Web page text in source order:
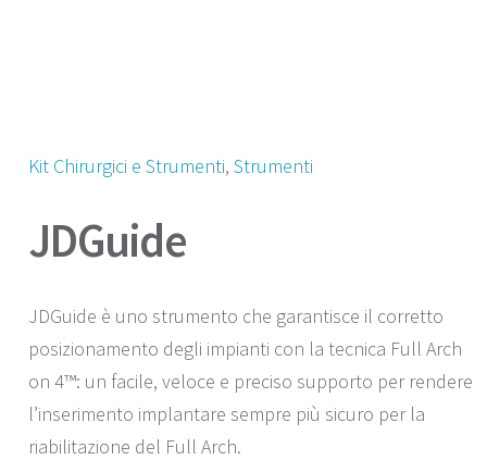
Kit Chirurgici e Strumenti, Strumenti
JDGuide
JDGuide è uno strumento che garantisce il corretto
posizionamento degli impianti con la tecnica Full Arch
on 4™: un facile, veloce e preciso supporto per rendere
l’inserimento implantare sempre più sicuro per la
riabilitazione del Full Arch.